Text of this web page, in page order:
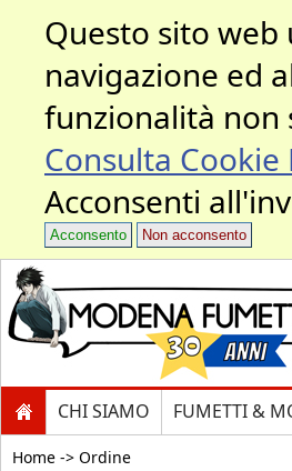
Questo sito
navigazione ed
funzionalità non
Consulta Cookie
Acconsenti
Acconsento Non acconsento
CHI SIAMO FUMETTI &
Home -> Ordine